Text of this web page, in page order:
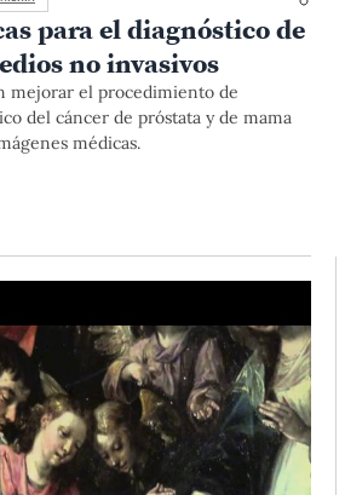
para el diagnóstico de
no invasivos
mejorar el procedimiento de
del cáncer de próstata y de mama
médicas.